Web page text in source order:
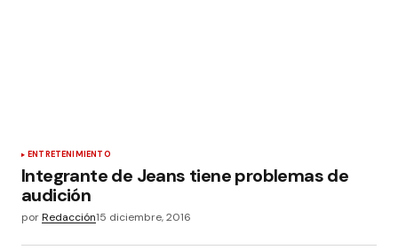
ENTRETENIMIENTO
Integrante de Jeans tiene problemas de
audición
porRedacción15 diciembre, 2016